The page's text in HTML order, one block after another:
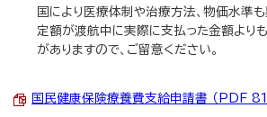
国により医療体制や治療方法、物価水準も
定額が渡航中に実際に支払った金額より
がありますので、ご留意ください。
国民健康保険療養費支給申請書 （PDF